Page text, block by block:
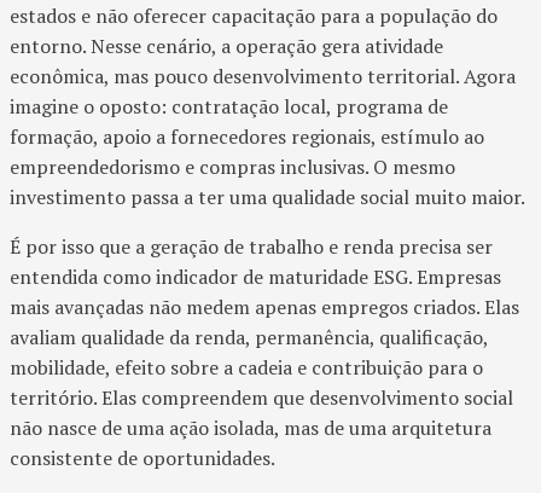
estados e não oferecer capacitação para a população do
entorno. Nesse cenário, a operação gera atividade
econômica, mas pouco desenvolvimento territorial. Agora
imagine o oposto: contratação local, programa de
formação, apoio a fornecedores regionais, estímulo ao
empreendedorismo e compras inclusivas. O mesmo
investimento passa a ter uma qualidade social muito maior.
É por isso que a geração de trabalho e renda precisa ser
entendida como indicador de maturidade ESG. Empresas
mais avançadas não medem apenas empregos criados. Elas
avaliam qualidade da renda, permanência, qualificação,
mobilidade, efeito sobre a cadeia e contribuição para o
território. Elas compreendem que desenvolvimento social
não nasce de uma ação isolada, mas de uma arquitetura
consistente de oportunidades.